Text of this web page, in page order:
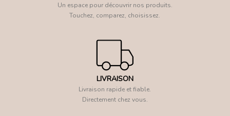
Un espace pour découvrir nos produits.
Touchez, comparez, choisissez.
LIVRAISON
Livraison rapide et fiable.
Directement chez vous.